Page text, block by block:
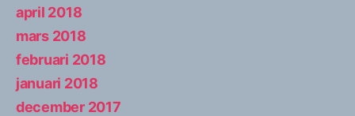
april 2018
mars 2018
februari 2018
januari 2018
december 2017